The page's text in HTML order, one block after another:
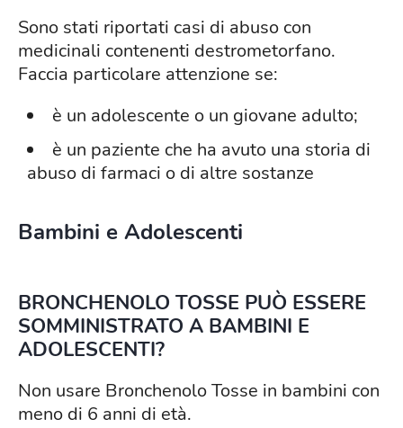
Sono stati riportati casi di abuso con
medicinali contenenti destrometorfano.
Faccia particolare attenzione se:
è un adolescente o un giovane adulto;
è un paziente che ha avuto una storia di
abuso di farmaci o di altre sostanze
Bambini e Adolescenti
BRONCHENOLO TOSSE PUÒ ESSERE
SOMMINISTRATO A BAMBINI E
ADOLESCENTI?
Non usare Bronchenolo Tosse in bambini con
meno di 6 anni di età.